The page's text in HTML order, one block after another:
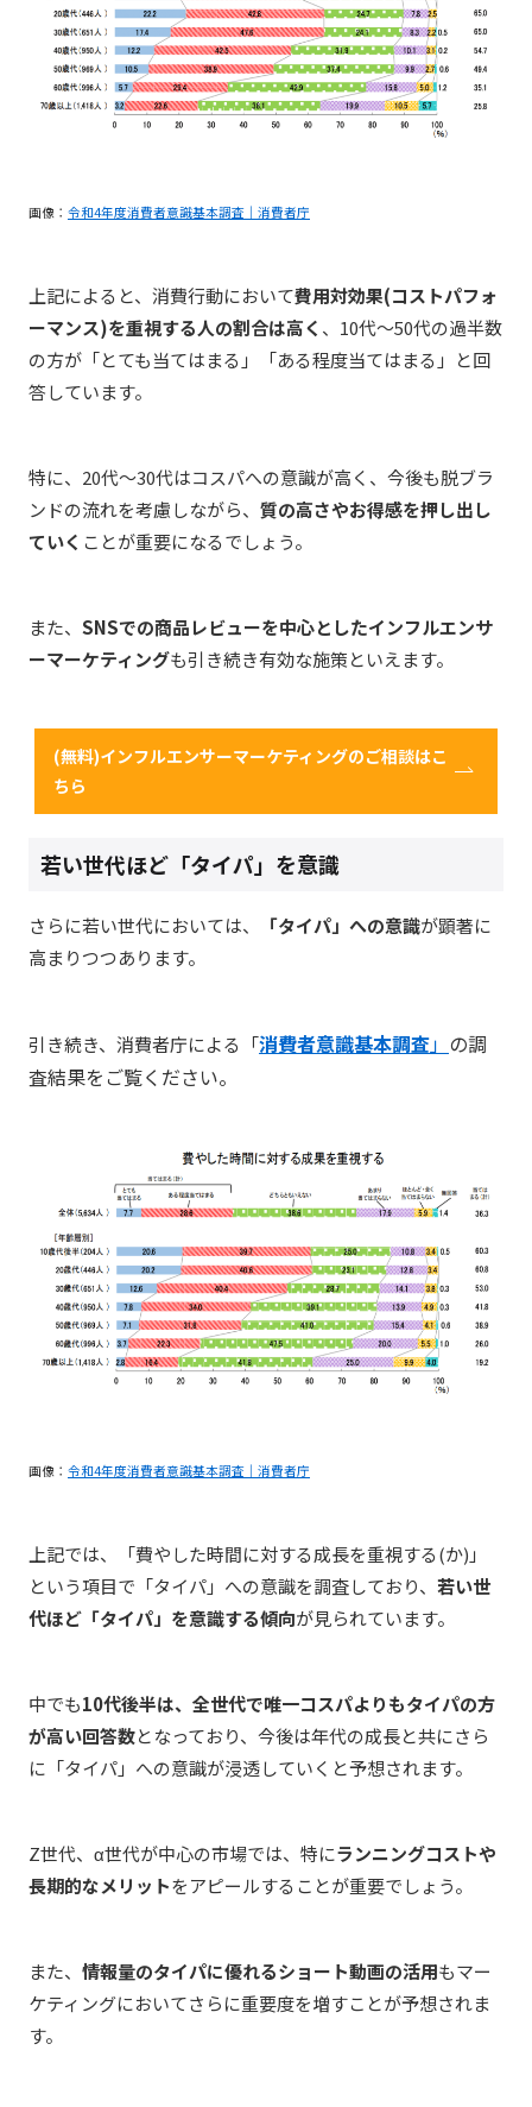
画像： 令和4年度消費者意識基本調査｜消費者庁
上記によると、消費行動において費用対効果(コストパフォ
ーマンス)を重視する人の割合は高く 、10代〜50代の過半数
の方が「とても当てはまる」「ある程度当てはまる」と回
答しています。
特に、20代〜30代はコスパへの意識が高く、今後も脱ブラ
ンドの流れを考慮しながら、 質の高さやお得感を押し出し
ていく ことが重要になるでしょう。
また、 SNSでの商品レビューを中心としたインフルエンサ
ーマーケティングも引き続き有効な施策といえます。
(無料)インフルエンサーマーケティングのご相談はこ
ちら
若い世代ほど「タイパ」を意識
さらに若い世代においては、 「タイパ」への意識が顕著に
高まりつつあります。
引き続き、消費者庁による「消費者意識基本調査」 の調
査結果をご覧ください。
画像： 令和4年度消費者意識基本調査｜消費者庁
上記では、「費やした時間に対する成長を重視する(か)」
という項目で「タイパ」への意識を調査しており、 若い世
代ほど「タイパ」を意識する傾向が見られています。
中でも10代後半は、全世代で唯一コスパよりもタイパの方
が高い回答数となっており、今後は年代の成長と共にさら
に「タイパ」への意識が浸透していくと予想されます。
Z世代、α世代が中心の市場では、特にランニングコストや
長期的なメリットをアピールすることが重要でしょう。
また、 情報量のタイパに優れるショート動画の活用もマー
ケティングにおいてさらに重要度を増すことが予想されま
す。